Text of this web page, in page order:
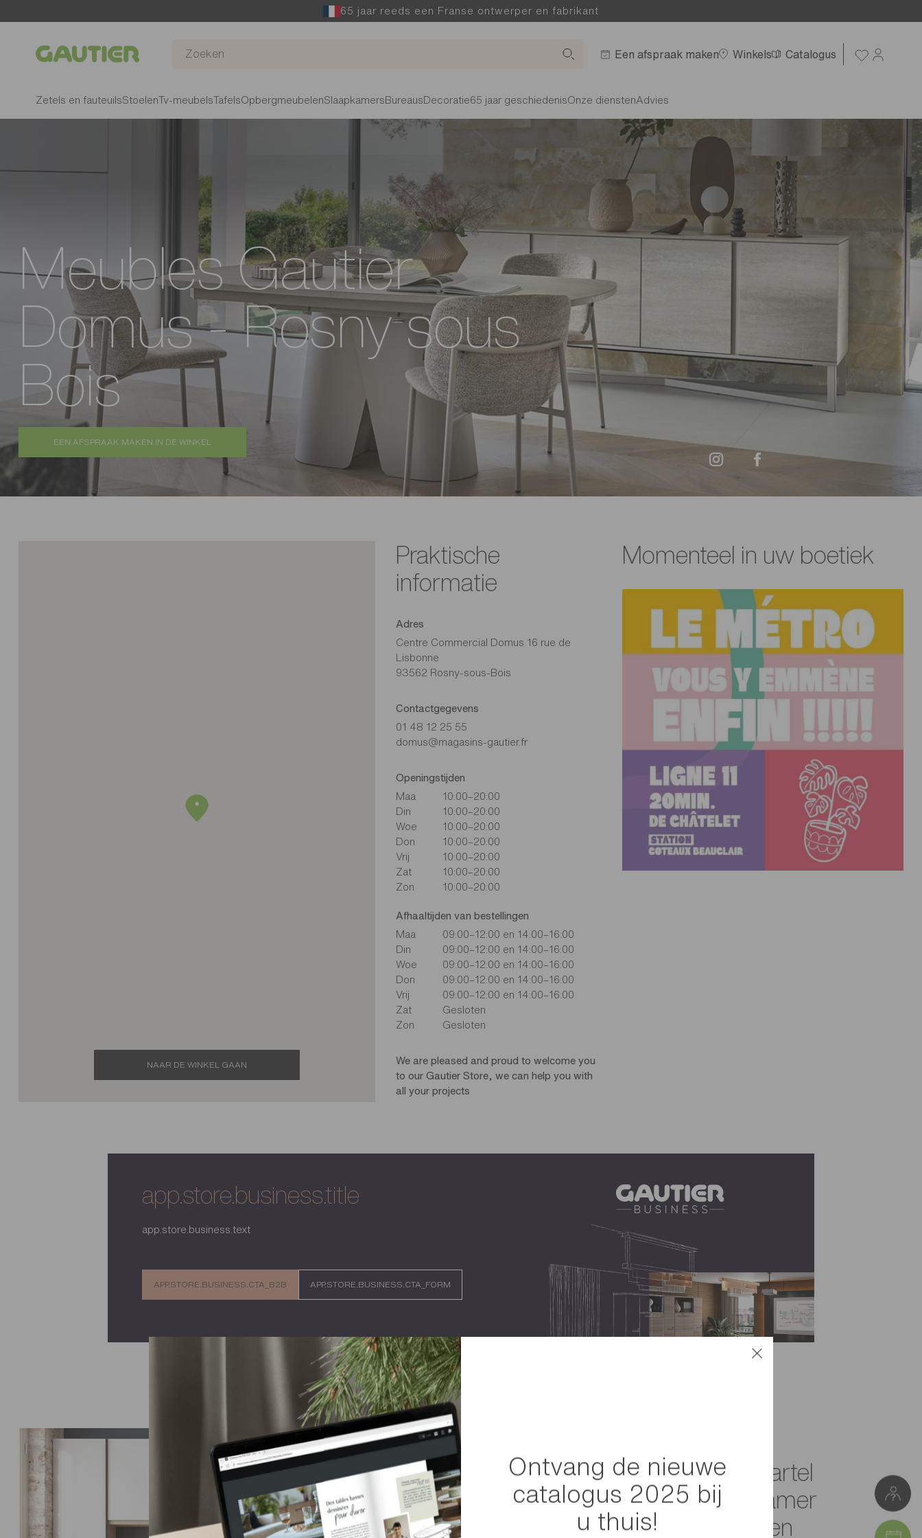
65 jaar reeds een Franse ontwerper en fabrikant
Gautier Een afspraak maken Winkels Catalogus
Zetels en fauteuilsStoelenTv-meubelsTafelsOpbergmeubelenSlaapkamers Bureaus Decoratie65 jaar geschiedenisOnze dienstenAdvies
Meubles Gautier
Domus - Rosny sous
Bois
EEN AFSPRAAK MAKEN IN DE WINKEL
NAAR DE WINKEL GAAN
Praktische
informatie
Adres
Centre Commercial Domus 16 rue de
Lisbonne
93562 Rosny-sous-Bois
Contactgegevens
01 48 12 25 55
domus@magasins-gautier.fr
Openingstijden
Maa
10:00–20:00
Din
10:00–20:00
Woe
10:00–20:00
Don
10:00–20:00
Vrij
10:00–20:00
Zat
10:00–20:00
Zon
10:00–20:00
Afhaaltijden van bestellingen
Maa
09:00–12:00 en 14:00–16:00
Din
09:00–12:00 en 14:00–16:00
Woe
09:00–12:00 en 14:00–16:00
Don
09:00–12:00 en 14:00–16:00
Vrij
09:00–12:00 en 14:00–16:00
Zat
Gesloten
Zon
Gesloten
We are pleased and proud to welcome you
to our Gautier Store, we can help you with
all your projects
Momenteel in uw boetiek
app.store.business.title
app.store.business.text
APP.STORE.BUSINESS.CTA_B2B APP.STORE.BUSINESS.CTA_FORM
We hebben de familie Martel
geholpen om de woonkamer
van hun dromen te creëren
Ontvang de nieuwe
catalogus 2025 bij
u thuis!